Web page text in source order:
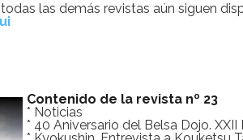
las demás revistas aún siguen
Contenido de la revista nº 23
* Noticias
* 40 Aniversario del Belsa Dojo. XXII